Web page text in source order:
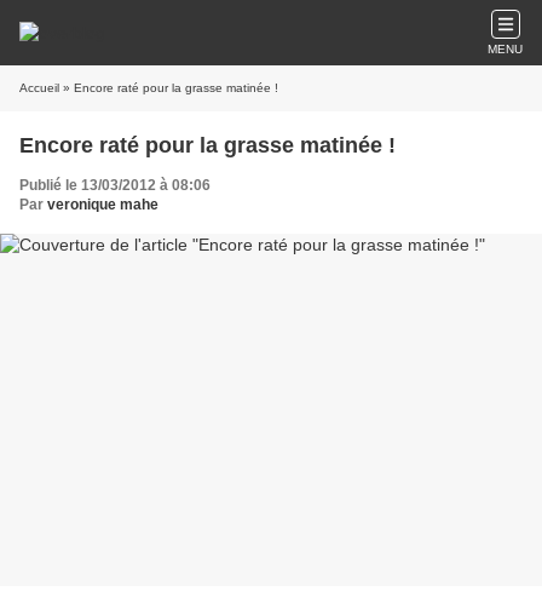
MENU
Accueil » Encore raté pour la grasse matinée !
Encore raté pour la grasse matinée !
Publié le 13/03/2012 à 08:06
Par veronique mahe